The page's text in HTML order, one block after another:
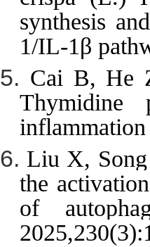
synthesis
1/IL-1β
Cai B, He
Thymidine
Liu X,
the
of
2025,